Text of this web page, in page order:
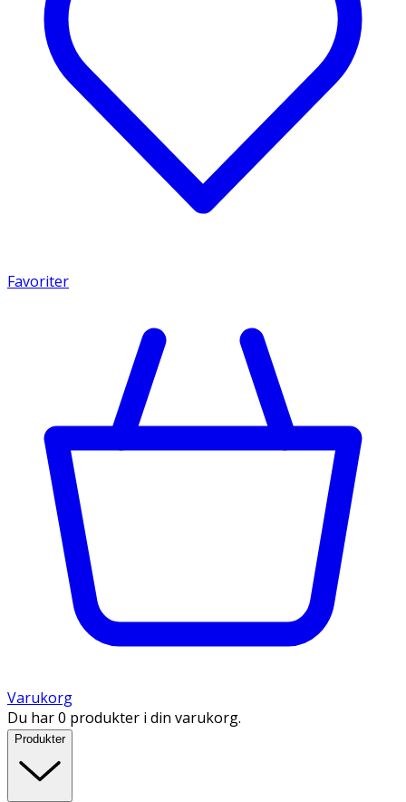
Favoriter
Varukorg
Du har 0 produkter i din varukorg.
Produkter